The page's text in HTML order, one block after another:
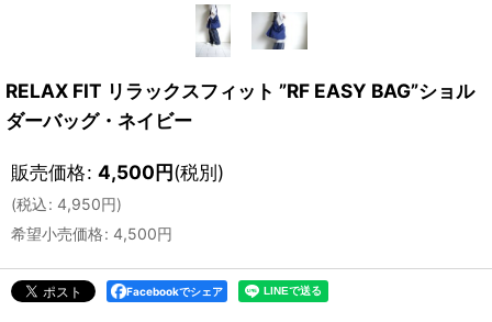
RELAX FIT リラックスフィット ”RF EASY BAG”ショル
ダーバッグ・ネイビー
販売価格: 4,500円(税別)
(税込: 4,950円)
希望小売価格: 4,500円
Facebookでシェア